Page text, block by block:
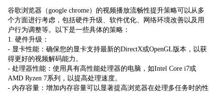
谷歌浏览器（google chrome）的视频播放流畅性提升策略可以从多
个方面进行考虑，包括硬件升级、软件优化、网络环境改善以及用
户行为调整等。以下是一些具体的策略：
1. 硬件升级：
- 显卡性能：确保您的显卡支持最新的DirectX或OpenGL版本，以获
得更好的视频解码能力。
- 处理器性能：使用具有高性能处理器的电脑，如Intel Core i7或
AMD Ryzen 7系列，以提高处理速度。
- 内存容量：增加内存容量可以显著提高浏览器在处理多任务时的性